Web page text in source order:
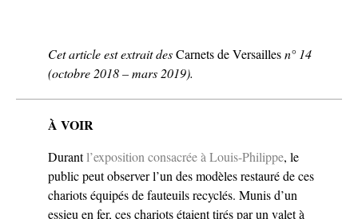
Cet article est extrait desCarnets de Versaillesn° 14
(octobre 2018 – mars 2019).
À VOIR
Durantl’exposition consacrée à Louis-Philippe, le
public peut observer l’un des modèles restauré de ces
chariots équipés de fauteuils recyclés. Munis d’un
essieu en fer, ces chariots étaient tirés par un valet à